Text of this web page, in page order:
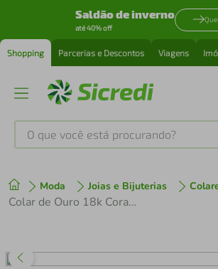
Saldão de inverno
até 40% off
Shopping Parcerias e Descontos Viagens
O que você está procurando?
Moda Joias e Bijuterias
Colar de Ouro 18k Corações
1º tenis